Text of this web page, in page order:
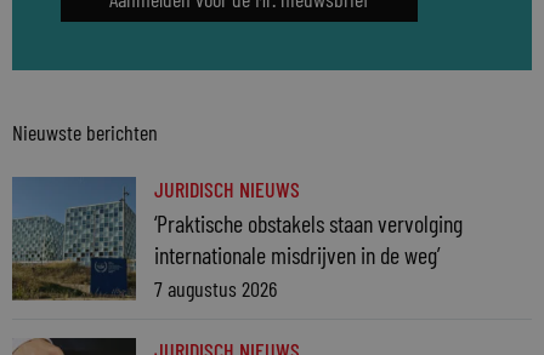
Nieuwste berichten
JURIDISCH NIEUWS
‘Praktische obstakels staan vervolging
internationale misdrijven in de weg’
7 augustus 2026